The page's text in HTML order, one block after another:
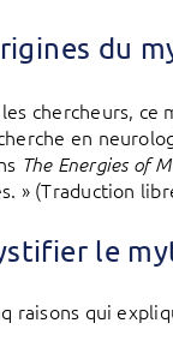
du
les chercheurs,
en
The Energies of
» (Traduction
le
raisons qui